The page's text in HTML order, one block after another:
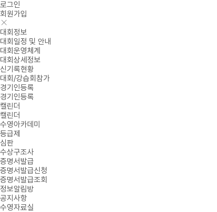
로그인
회원가입
대회정보
대회일정 및 안내
대회운영체계
대회상세정보
신기록현황
대회/강습회참가
경기인등록
경기인등록
캘린더
캘린더
수영아카데미
등급제
심판
수상구조사
증명서발급
증명서발급신청
증명서발급조회
정보알림방
공지사항
수영자료실